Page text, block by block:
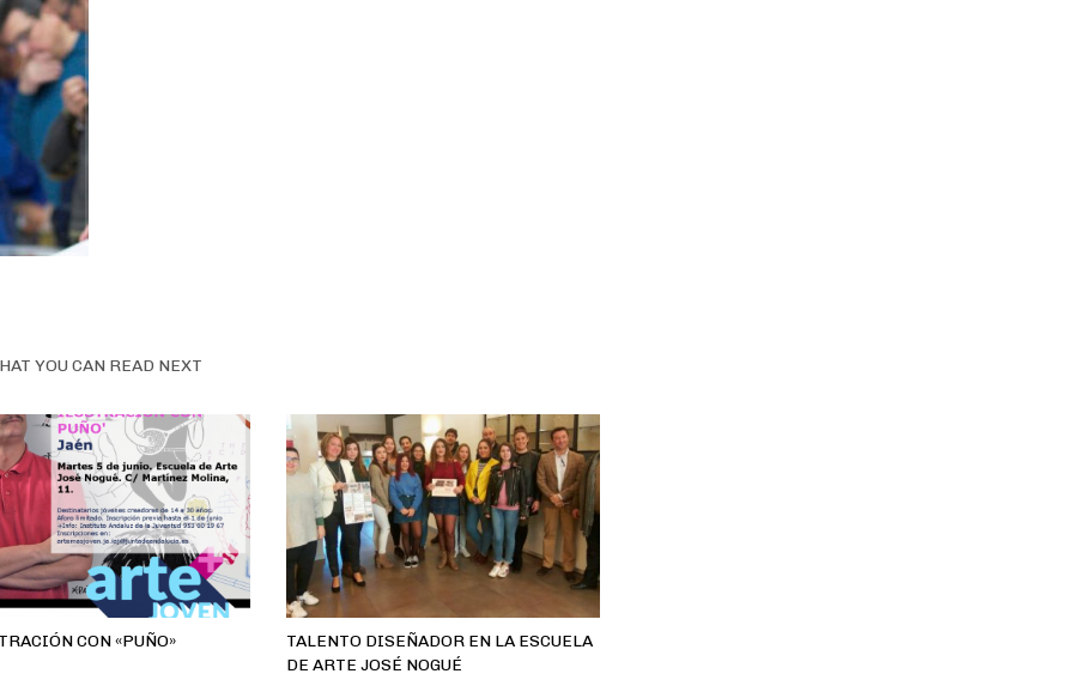
YOU CAN READ NEXT
CON «PUÑO»
TALENTO DISEÑADOR EN LA ESCUELA
DE ARTE JOSÉ NOGUÉ